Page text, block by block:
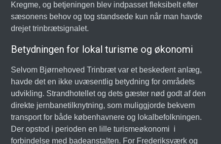
Kregme, og betjeningen blev indpasset fleksibelt efter
sæsonens behov og tog standsede kun når man havde
drejet trinbrætsignalet.
Betydningen for lokal turisme og økonomi
Selvom Bjørnehoved Trinbræt var et beskedent anlæg,
havde det en ikke uvæsentlig betydning for områdets
udvikling. Strandhotellet og dets gæster nød godt af den
direkte jernbanetilknytning, som muliggjorde bekvem
transport for både københavnere og lokalbefolkningen.
Der opstod i perioden en lille turismeøkonomi i
forbindelse med badeanstalten. For Frederiksværk og